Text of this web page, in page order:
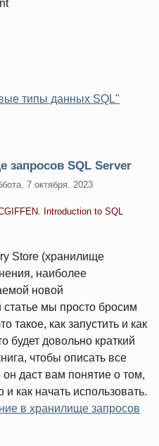
типы данных SQL"
запросов SQL Server
7 октября. 2023
Introduction to SQL
Store (хранилище
наиболее
новой
мы просто бросим
такое, как запустить и как
будет довольно краткий
чтобы описать все
даст вам понятие о том,
и как начать использовать.
в хранилище запросов